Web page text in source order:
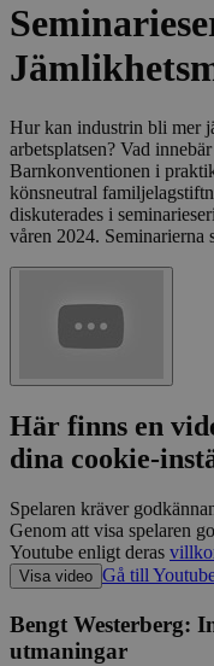
Hur kan industrin bli mer
arbetsplatsen? Vad
Barnkonventionen i
könsneutral
diskuterades i
våren 2024. Seminarierna
Här finns en
dina cookie-
Spelaren kräver
Genom att visa spelaren
Youtube enligt deras
Visa video Gå till
Bengt Westerberg:
utmaningar